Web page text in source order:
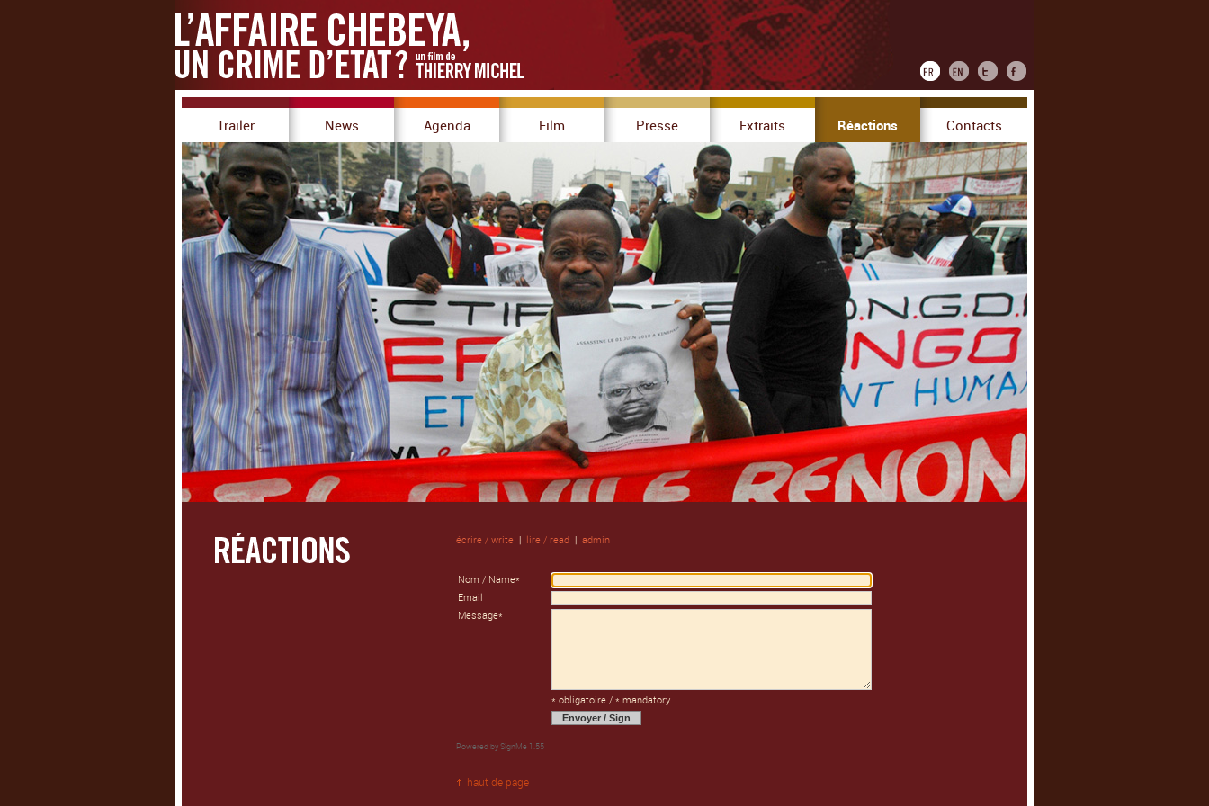
Trailer News Agenda Film Presse Extraits Réactions Contacts
écrire / write | lire / read | admin
Nom / Name*
Email
Message*
* obligatoire / * mandatory
Powered by SignMe 1.55
haut de page